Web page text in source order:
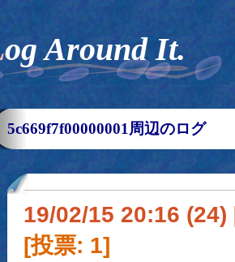
Log Around It.
5c669f7f00000001周辺のログ
19/02/15 20:16 (24)
[投票: 1]